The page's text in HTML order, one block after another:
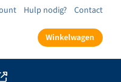
Hulp nodig? Contact
Winkelwagen